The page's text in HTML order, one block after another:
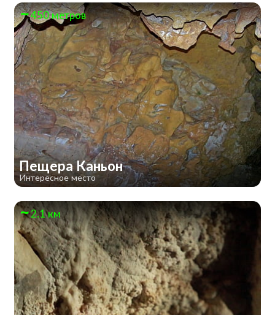
450 метров
Пещера Каньон
Интересное место
2.1 км